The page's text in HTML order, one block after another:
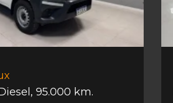
, 95.000 km.